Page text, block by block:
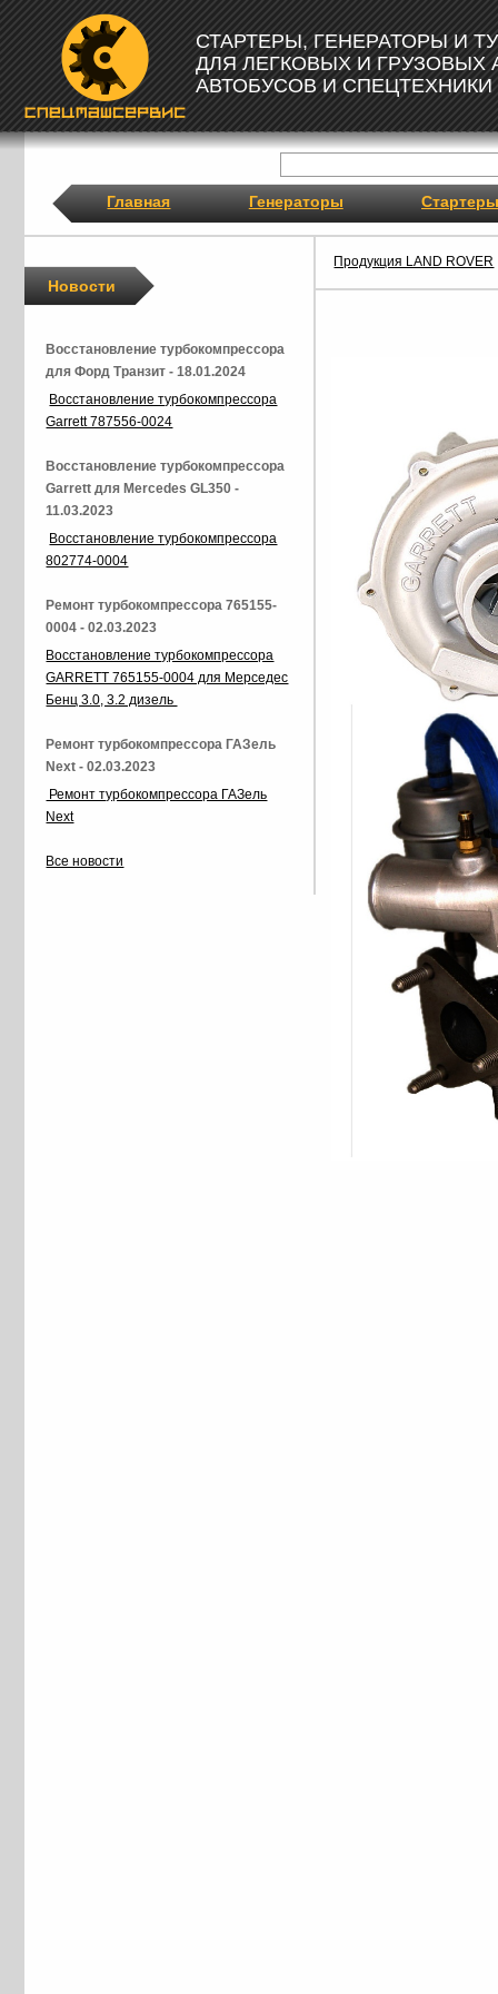
СТАРТЕРЫ, ГЕНЕРАТОРЫ И
ДЛЯ ЛЕГКОВЫХ И ГРУЗОВЫХ
АВТОБУСОВ И СПЕЦТЕХНИКИ
Главная Генераторы Стартеры
Продукция LAND ROVER
Новости
Восстановление турбокомпрессора
для Форд Транзит - 18.01.2024
Восстановление турбокомпрессора
Garrett 787556-0024
Восстановление турбокомпрессора
Garrett для Mercedes GL350 -
11.03.2023
Восстановление турбокомпрессора
802774-0004
Ремонт турбокомпрессора 765155-
0004 - 02.03.2023
Восстановление турбокомпрессора
GARRETT 765155-0004 для Мерседес
Бенц 3.0, 3.2 дизель
Ремонт турбокомпрессора ГАЗель
Next - 02.03.2023
Ремонт турбокомпрессора ГАЗель
Next
Все новости